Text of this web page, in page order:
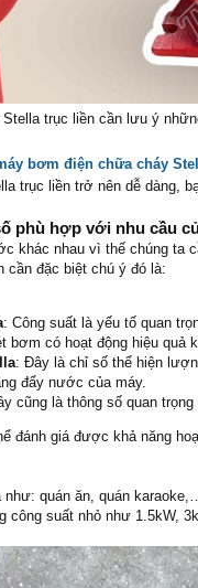
trục liền cần lưu ý
bơm điện chữa cháy
trục liền trở nên dễ dàng,
phù hợp với nhu cầu
khác nhau vì thế chúng
cần đặc biệt chú ý đó là:
: Công suất là yếu tố quan
bơm có hoạt động hiệu quả
: Đây là chỉ số thể hiện
đẩy nước của máy.
cũng là thông số quan
đánh giá được khả năng
quán ăn, quán
công suất nhỏ như 1.5kW,